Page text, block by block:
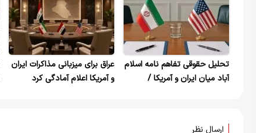
تحلیل حقوقی تفاهم نامه اسلام
آباد میان ایران و آمریکا /
عراق برای میزبانی مذاکرات ایران
و آمریکا اعلام آمادگی کرد
ارسال نظر